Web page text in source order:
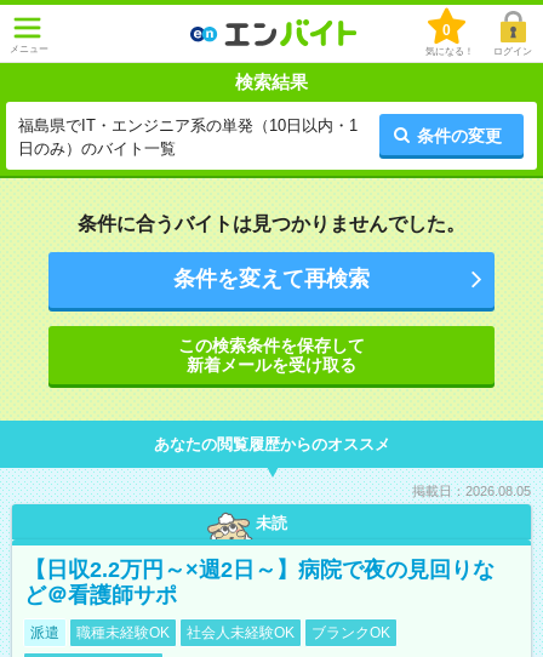
メニュー
0
気になる！ ログイン
検索結果
福島県でIT・エンジニア系の単発（10日以内・1
日のみ）のバイト一覧
条件の変更
条件に合うバイトは見つかりませんでした。
条件を変えて再検索
この検索条件を保存して
新着メールを受け取る
あなたの閲覧履歴からのオススメ
掲載日：2026.08.05
未読
【日収2.2万円～×週2日～】病院で夜の見回りな
ど＠看護師サポ
派遣 職種未経験OK 社会人未経験OK
ブランクOK